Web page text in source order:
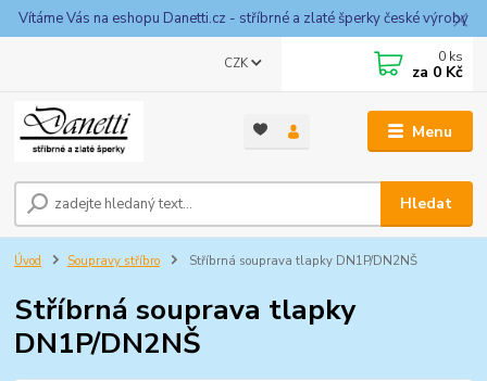
Vítáme Vás na eshopu Danetti.cz - stříbrné a zlaté šperky české výroby
Menu
CZK
Hledat
0 ks
za 0 Kč
Úvod Soupravy stříbro Stříbrná souprava tlapky DN1P/DN2NŠ
Stříbrná souprava tlapky
DN1P/DN2NŠ